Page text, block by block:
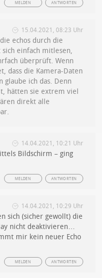
ANTWORTEN
MELDEN
15.04.2021, 08:23 Uhr
echos durch die
sich einfach mitlesen,
überprüft. Wenn
dass die Kamera-Daten
glaube ich das. Denn
hätten sie extrem viel
direkt alle
14.04.2021, 10:21 Uhr
Bildschirm – ging
ANTWORTEN
MELDEN
14.04.2021, 10:29 Uhr
sich (sicher gewollt) die
nicht deaktivieren…
mir kein neuer Echo
ANTWORTEN
MELDEN